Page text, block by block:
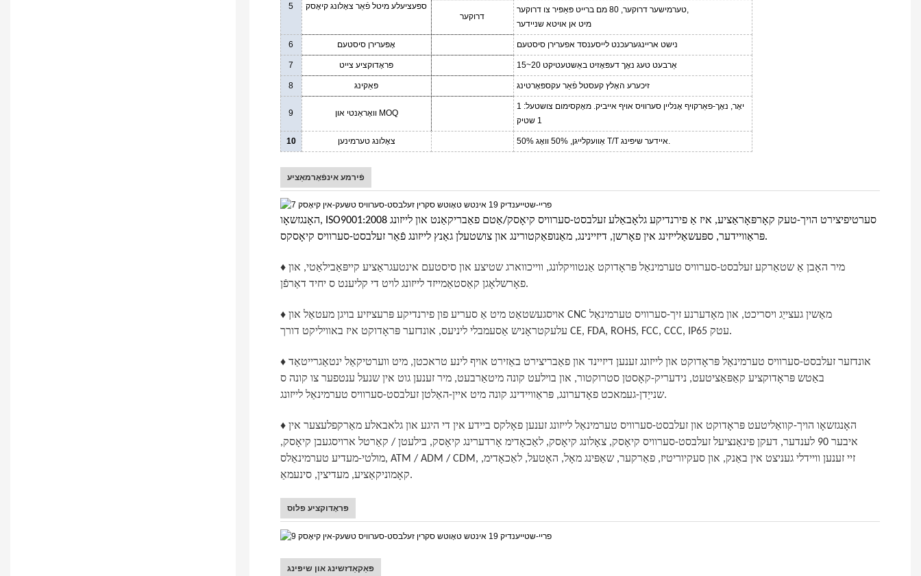
5 ספּעציעלע מיטל פֿאַר צאָלונג קיאָסק
דרוקער
טערמישער דרוקער, 80 מם ברייט פּאַפּיר צו דרוקער,
מיט אן אויטא שניידער
6 אָפּערירן סיסטעם נישט אריינגערעכנט לייסענסד אפערירן סיסטעם
7 פּראָדוקציע צייט 15~20 אַרבעט טעג נאָך דעפּאָזיט באַשטעטיקט
8 פּאַקינג זיכערע האָלץ קעסטל פֿאַר עקספּאָרטינג
9 וואָראַנטי און MOQ
1 יאָר, נאָך-פאַרקויף אָנליין סערוויס אויף אייביק. מאָקסימום צושטעל:
1 שטיק
10 צאָלונג טערמינען 50% אַוועקלייגן, 50% וואָג T/T איידער שיפּינג.
פֿירמע אינפֿאָרמאַציע
האָנגזשאָו, ISO9001:2008 סערטיפיצירט הויך-טעק קאָרפּאָראַציע, איז אַ פירנדיקע גלאָבאַלע זעלבסט-סערוויס קיאָסק/אַטם פאַבריקאַנט און לייזונג
פּראַוויידער, ספּעשאַלייזינג אין פאָרשן, דיזיינינג, מאַנופאַקטורינג און צושטעלן גאַנץ לייזונג פֿאַר זעלבסט-סערוויס קיאָסקס.
♦ מיר האָבן אַ שטאַרקע זעלבסט-סערוויס טערמינאַל פּראָדוקט אַנטוויקלונג, ווייכווארג שטיצע און סיסטעם אינטעגראַציע קייפּאַבילאַטי, און
פאָרשלאָגן קאַסטאַמייזד לייזונג לויט די קליענט ס יחיד דאַרפֿן.
♦ אויסגעשטאַט מיט אַ סעריע פון ​​פירנדיקע פּרעציזיע בויגן מעטאַל און CNC מאַשין געצייַג ויסריכט, און מאָדערנע זיך-סערוויס טערמינאַל
עלעקטראָניש אַסעמבלי ליניעס, אונדזער פּראָדוקט איז באוויליקט דורך CE, FDA, ROHS, FCC, CCC, IP65 עטק.
♦ אונדזער זעלבסט-סערוויס טערמינאַל פּראָדוקט און לייזונג זענען דיזיינד און פאַבריצירט באַזירט אויף לינע טראכטן, מיט ווערטיקאַל ינטאַגרייטאַד
באַטש פּראָדוקציע קאַפּאַציטעט, נידעריק-קאָסטן סטרוקטור, און בוילעט קונה מיטאַרבעט, מיר זענען גוט אין שנעל ענטפער צו קונה ס
שנייַדן-געמאכט פאָדערונג, פּראַוויידינג קונה מיט איין-האַלטן זעלבסט-סערוויס טערמינאַל לייזונג.
♦ האָנגזשאָו הויך-קוואַליטעט פּראָדוקט און זעלבסט-סערוויס טערמינאַל לייזונג זענען פאָלקס ביידע אין די היגע און גלאבאלע מאַרקפלעצער אין
איבער 90 לענדער, דעקן פינאַנציעל זעלבסט-סערוויס קיאָסק, צאָלונג קיאָסק, לאַכאָדימ אָרדערינג קיאָסק, בילעטן / קאַרטל ארויסגעבן קיאָסק,
מולטי-מעדיע טערמינאַלס, ATM / ADM / CDM, זיי זענען וויידלי געניצט אין באַנק, און סעקיוריטיז, פאַרקער, שאַפּינג מאָל, האָטעל, לאַכאָדימ,
קאָמוניקאַציע, מעדיצין, סינעמאַ.
פּראָדוקציע פלוס
פּאַקאַדזשינג און שיפּינג